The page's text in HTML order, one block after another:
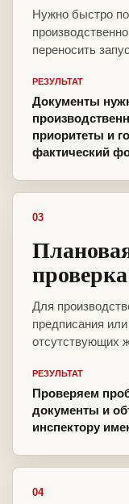
Нужно быстро
переносить
РЕЗУЛЬТАТ
Документы
приоритеты и
фактический
03
проверка
Для
предписания
отсутствующих
РЕЗУЛЬТАТ
Проверяем
документы и
инспектору
04